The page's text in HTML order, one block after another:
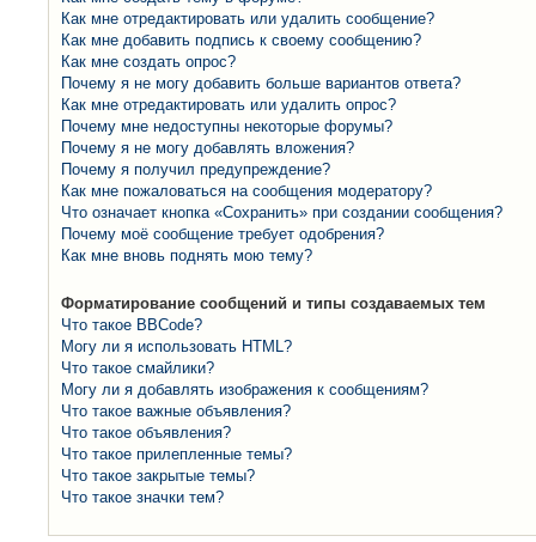
Как мне отредактировать или удалить сообщение?
Как мне добавить подпись к своему сообщению?
Как мне создать опрос?
Почему я не могу добавить больше вариантов ответа?
Как мне отредактировать или удалить опрос?
Почему мне недоступны некоторые форумы?
Почему я не могу добавлять вложения?
Почему я получил предупреждение?
Как мне пожаловаться на сообщения модератору?
Что означает кнопка «Сохранить» при создании сообщения?
Почему моё сообщение требует одобрения?
Как мне вновь поднять мою тему?
Форматирование сообщений и типы создаваемых тем
Что такое BBCode?
Могу ли я использовать HTML?
Что такое смайлики?
Могу ли я добавлять изображения к сообщениям?
Что такое важные объявления?
Что такое объявления?
Что такое прилепленные темы?
Что такое закрытые темы?
Что такое значки тем?